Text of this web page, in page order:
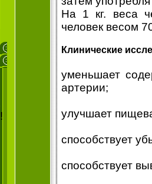
!
На 1 кг. веса
человек весом
Клинические
уменьшает
артерии;
улучшает
способствует
способствует